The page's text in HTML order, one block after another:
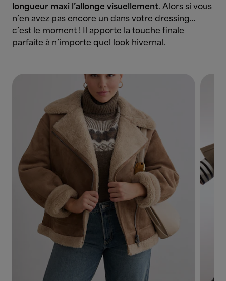
longueur maxi l’allonge visuellement. Alors si vous
n’en avez pas encore un dans votre dressing…
c’est le moment ! Il apporte la touche finale
parfaite à n’importe quel look hivernal.